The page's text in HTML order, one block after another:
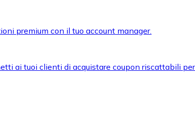
premium con il tuo account manager.
ai tuoi clienti di acquistare coupon riscattabili